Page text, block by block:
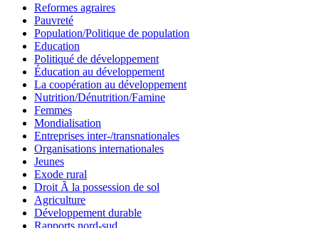
Reformes agraires
Pauvreté
Population/Politique de population
Education
Politiqué de développement
Éducation au développement
La coopération au développement
Nutrition/Dénutrition/Famine
Femmes
Mondialisation
Entreprises inter-/transnationales
Organisations internationales
Jeunes
Exode rural
Droit Ã la possession de sol
Agriculture
Développement durable
Rapports nord-sud